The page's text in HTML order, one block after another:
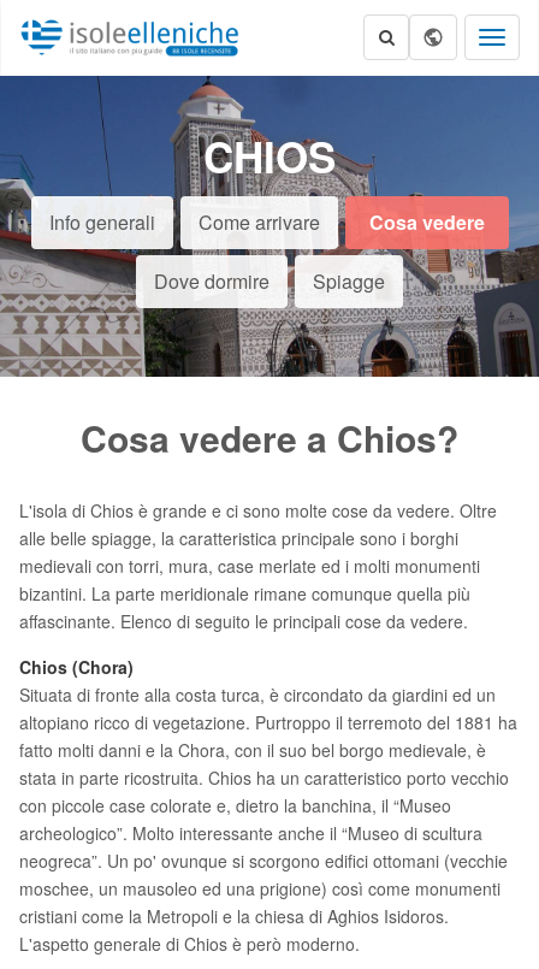
CHIOS
Info generali Come arrivare Cosa vedere
Dove dormire Spiagge
Cosa vedere a Chios?
L'isola di Chios è grande e ci sono molte cose da vedere. Oltre
alle belle spiagge, la caratteristica principale sono i borghi
medievali con torri, mura, case merlate ed i molti monumenti
bizantini. La parte meridionale rimane comunque quella più
affascinante. Elenco di seguito le principali cose da vedere.
Chios (Chora)
Situata di fronte alla costa turca, è circondato da giardini ed un
altopiano ricco di vegetazione. Purtroppo il terremoto del 1881 ha
fatto molti danni e la Chora, con il suo bel borgo medievale, è
stata in parte ricostruita. Chios ha un caratteristico porto vecchio
con piccole case colorate e, dietro la banchina, il “Museo
archeologico”. Molto interessante anche il “Museo di scultura
neogreca”. Un po' ovunque si scorgono edifici ottomani (vecchie
moschee, un mausoleo ed una prigione) così come monumenti
cristiani come la Metropoli e la chiesa di Aghios Isidoros.
L'aspetto generale di Chios è però moderno.